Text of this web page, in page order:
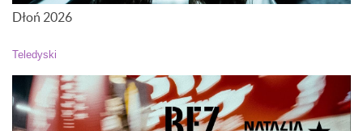
Dłoń 2026
Teledyski